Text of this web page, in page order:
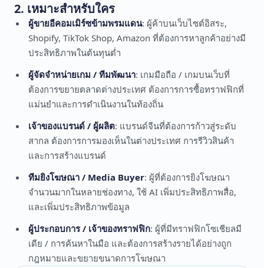
2. เหมาะสำหรับใคร
ผู้ขายอีคอมเมิร์ซข้ามพรมแดน: ผู้ค้าบนเว็บไซต์อิสระ,
Shopify, TikTok Shop, Amazon ที่ต้องการหาลูกค้าอย่างมี
ประสิทธิภาพในต้นทุนต่ำ
ผู้จัดจำหน่ายเกม / ทีมพัฒนา: เกมมือถือ / เกมบนเว็บที่
ต้องการขยายตลาดต่างประเทศ ต้องการการซื้อทราฟฟิกที่
แม่นยำและการดำเนินงานในท้องถิ่น
เจ้าของแบรนด์ / ผู้ผลิต: แบรนด์จีนที่ต้องการก้าวสู่ระดับ
สากล ต้องการการมองเห็นในต่างประเทศ การรีวิวสินค้า
และการสร้างแบรนด์
ทีมยิงโฆษณา / Media Buyer: ผู้ที่ต้องการยิงโฆษณา
จำนวนมากในหลายช่องทาง, ใช้ AI เพิ่มประสิทธิภาพสื่อ,
และเพิ่มประสิทธิภาพข้อมูล
ผู้ประกอบการ / เจ้าของทราฟฟิก: ผู้ที่มีทราฟฟิกโซเชียลมี
เดีย / การค้นหาในมือ และต้องการสร้างรายได้อย่างถูก
กฎหมายและขยายขนาดการโฆษณา